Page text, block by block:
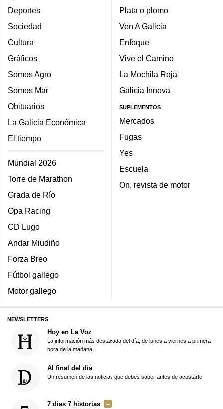
Deportes
Sociedad
Cultura
Gráficos
Somos Agro
Somos Mar
Obituarios
La Galicia Económica
El tiempo
Mundial 2026
Torre de Marathon
Grada de Río
Opa Racing
CD Lugo
Andar Miudiño
Forza Breo
Fútbol gallego
Motor gallego
Plata o plomo
Ven A Galicia
Enfoque
Vive el Camino
La Mochila Roja
Galicia Innova
SUPLEMENTOS
Mercados
Fugas
Yes
Escuela
On, revista de motor
NEWSLETTERS
Hoy en La Voz
La información más destacada del día, de lunes a viernes a primera
hora de la mañana
Al final del día
Un resumen de las noticias que debes saber antes de acostarte
7 días 7 historias